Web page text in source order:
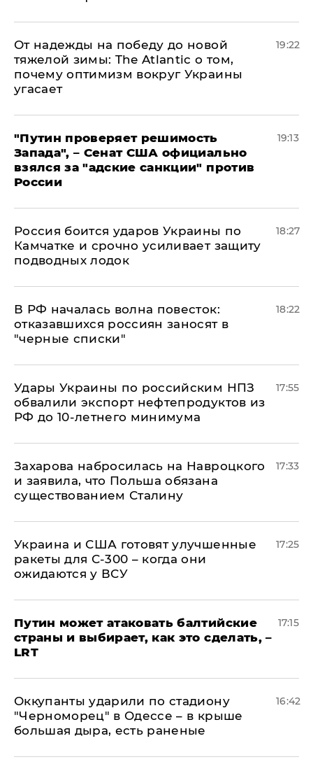
От надежды на победу до новой
тяжелой зимы: The Atlantic о том,
почему оптимизм вокруг Украины
угасает
19:22
"Путин проверяет решимость
Запада", – Сенат США официально
взялся за "адские санкции" против
России
19:13
Россия боится ударов Украины по
Камчатке и срочно усиливает защиту
подводных лодок
18:27
​В РФ началась волна повесток:
отказавшихся россиян заносят в
"черные списки"
18:22
Удары Украины по российским НПЗ
обвалили экспорт нефтепродуктов из
РФ до 10-летнего минимума
17:55
​Захарова набросилась на Навроцкого
и заявила, что Польша обязана
существованием Сталину
17:33
Украина и США готовят улучшенные
ракеты для С-300 – когда они
ожидаются у ВСУ
17:25
Путин может атаковать балтийские
страны и выбирает, как это сделать, –
LRT
17:15
Оккупанты ударили по стадиону
"Черноморец" в Одессе – в крыше
большая дыра, есть раненые
16:42